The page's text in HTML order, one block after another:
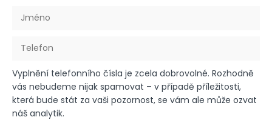
Vyplnění telefonního čísla je zcela dobrovolné. Rozhodně
vás nebudeme nijak spamovat – v případě příležitosti,
která bude stát za vaši pozornost, se vám ale může ozvat
náš analytik.